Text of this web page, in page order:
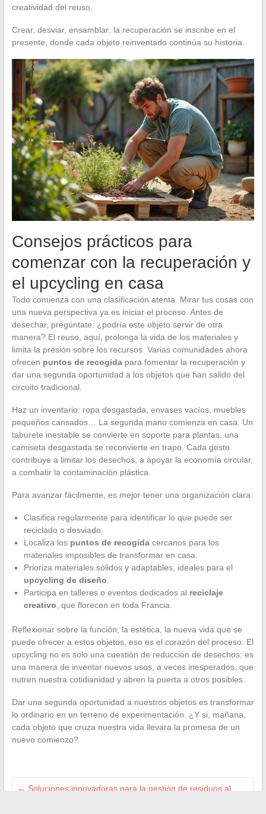
creatividad del reuso.
Crear, desviar, ensamblar: la recuperación se inscribe en el
presente, donde cada objeto reinventado continúa su historia.
Consejos prácticos para
comenzar con la recuperación y
el upcycling en casa
Todo comienza con una clasificación atenta. Mirar tus cosas con
una nueva perspectiva ya es iniciar el proceso. Antes de
desechar, pregúntate: ¿podría este objeto servir de otra
manera? El reuso, aquí, prolonga la vida de los materiales y
limita la presión sobre los recursos. Varias comunidades ahora
ofrecen puntos de recogidapara fomentar la recuperación y
dar una segunda oportunidad a los objetos que han salido del
circuito tradicional.
Haz un inventario: ropa desgastada, envases vacíos, muebles
pequeños cansados… La segunda mano comienza en casa. Un
taburete inestable se convierte en soporte para plantas, una
camiseta desgastada se reconvierte en trapo. Cada gesto
contribuye a limitar los desechos, a apoyar la economía circular,
a combatir la contaminación plástica.
Para avanzar fácilmente, es mejor tener una organización clara:
Clasifica regularmente para identificar lo que puede ser
reciclado o desviado.
Localiza los puntos de recogidacercanos para los
materiales imposibles de transformar en casa.
Prioriza materiales sólidos y adaptables, ideales para el
upcycling de diseño
Participa en talleres o eventos dedicados al reciclaje
creativo , que florecen en toda Francia.
Reflexionar sobre la función, la estética, la nueva vida que se
puede ofrecer a estos objetos, eso es el corazón del proceso. El
upcycling no es solo una cuestión de reducción de desechos: es
una manera de inventar nuevos usos, a veces inesperados, que
nutren nuestra cotidianidad y abren la puerta a otros posibles.
Dar una segunda oportunidad a nuestros objetos es transformar
lo ordinario en un terreno de experimentación. ¿Y si, mañana,
cada objeto que cruza nuestra vida llevara la promesa de un
nuevo comienzo?
← Soluciones innovadoras para la gestión de residuos al